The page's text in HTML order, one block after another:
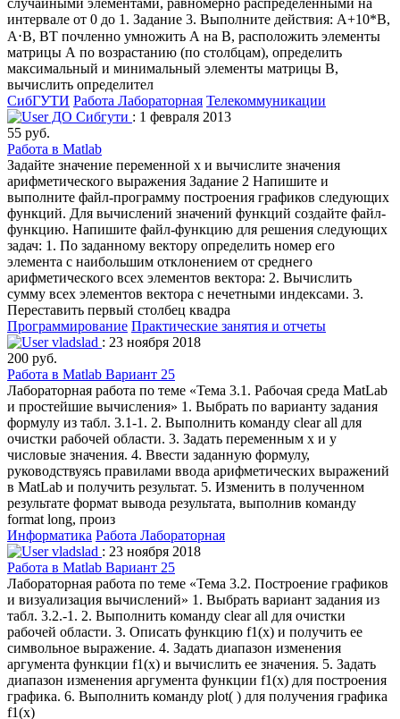
случайными элементами, равномерно распределенными на
интервале от 0 до 1. Задание 3. Выполните действия: A+10*B,
A⋅B, BT почленно умножить А на В, расположить элементы
матрицы А по возрастанию (по столбцам), определить
максимальный и минимальный элементы матрицы В,
вычислить определител
СибГУТИ Работа Лабораторная Телекоммуникации
ДО Сибгути : 1 февраля 2013
55 руб.
Работа в Matlab
Задайте значение переменной x и вычислите значения
арифметического выражения Задание 2 Напишите и
выполните файл-программу построения графиков следующих
функций. Для вычислений значений функций создайте файл-
функцию. Напишите файл-функцию для решения следующих
задач: 1. По заданному вектору определить номер его
элемента с наибольшим отклонением от среднего
арифметического всех элементов вектора: 2. Вычислить
сумму всех элементов вектора с нечетными индексами. 3.
Переставить первый столбец квадра
Программирование Практические занятия и отчеты
vladslad : 23 ноября 2018
200 руб.
Работа в Matlab Вариант 25
Лабораторная работа по теме «Тема 3.1. Рабочая среда MatLab
и простейшие вычисления» 1. Выбрать по варианту задания
формулу из табл. 3.1-1. 2. Выполнить команду clear all для
очистки рабочей области. 3. Задать переменным x и y
числовые значения. 4. Ввести заданную формулу,
руководствуясь правилами ввода арифметических выражений
в MatLab и получить результат. 5. Изменить в полученном
результате формат вывода результата, выполнив команду
format long, произ
Информатика Работа Лабораторная
vladslad : 23 ноября 2018
Работа в Matlab Вариант 25
Лабораторная работа по теме «Тема 3.2. Построение графиков
и визуализация вычислений» 1. Выбрать вариант задания из
табл. 3.2.-1. 2. Выполнить команду clear all для очистки
рабочей области. 3. Описать функцию f1(x) и получить ее
символьное выражение. 4. Задать диапазон изменения
аргумента функции f1(x) и вычислить ее значения. 5. Задать
диапазон изменения аргумента функции f1(x) для построения
графика. 6. Выполнить команду plot( ) для получения графика
f1(x)